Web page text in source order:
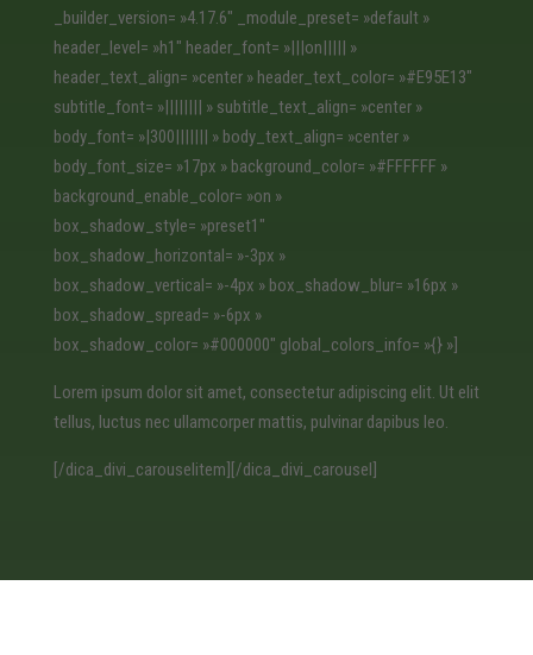
_builder_version= »4.17.6″ _module_preset= »default »
header_level= »h1″ header_font= »|||on||||| »
header_text_align= »center » header_text_color= »#E95E13″
subtitle_font= »|||||||| » subtitle_text_align= »center »
body_font= »|300||||||| » body_text_align= »center »
body_font_size= »17px » background_color= »#FFFFFF »
background_enable_color= »on »
box_shadow_style= »preset1″
box_shadow_horizontal= »-3px »
box_shadow_vertical= »-4px » box_shadow_blur= »16px »
box_shadow_spread= »-6px »
box_shadow_color= »#000000″ global_colors_info= »{} »]
Lorem ipsum dolor sit amet, consectetur adipiscing elit. Ut elit
tellus, luctus nec ullamcorper mattis, pulvinar dapibus leo.
[/dica_divi_carouselitem][/dica_divi_carousel]